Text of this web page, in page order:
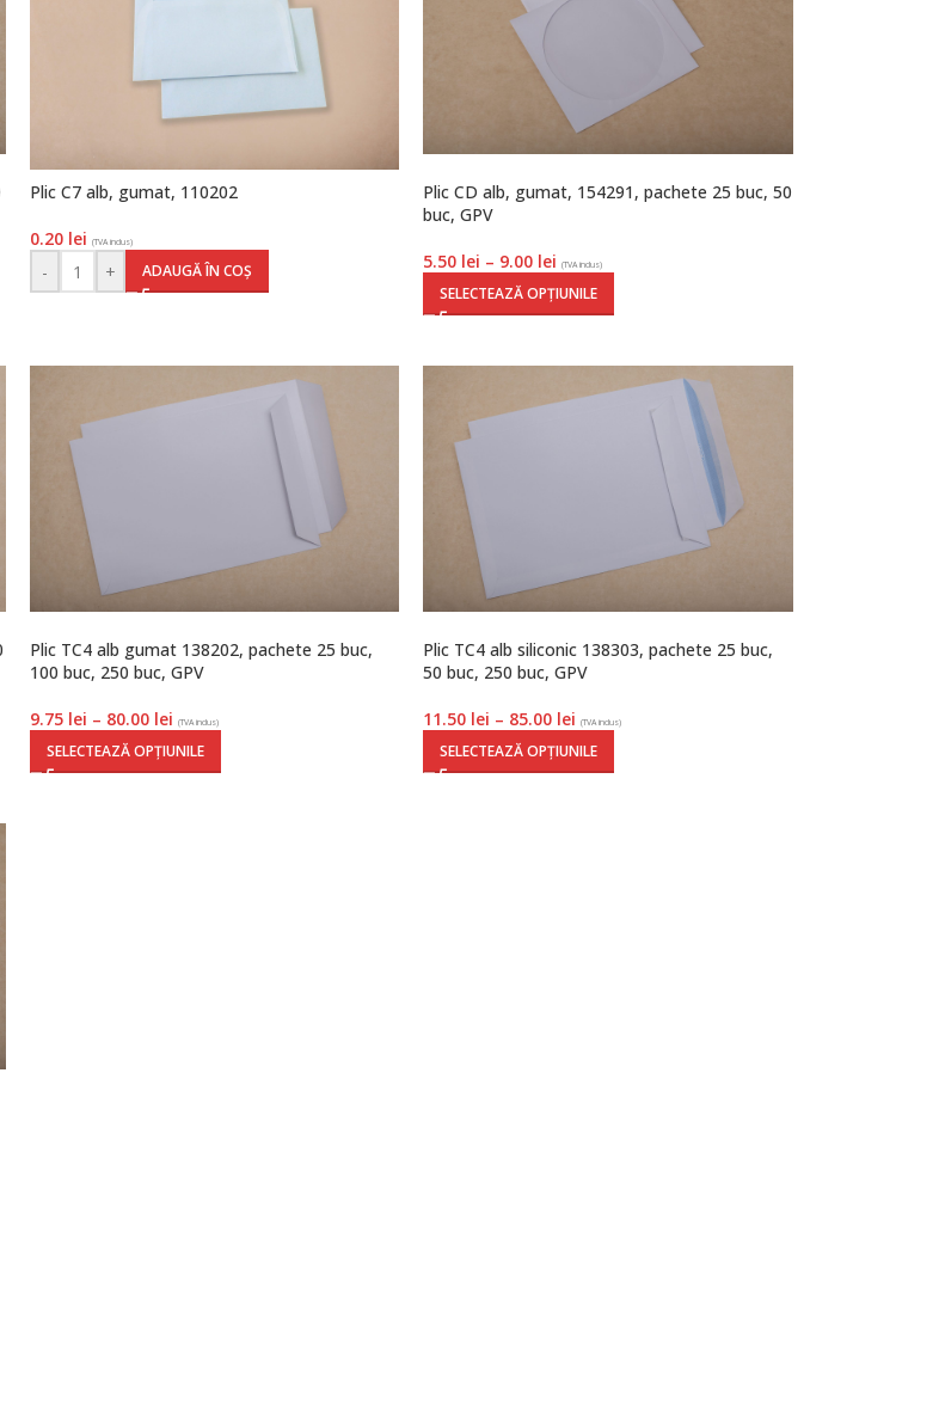
Plic C7 alb, gumat, 110202
0.20 lei (TVA inclus)
- + ADAUGĂ ÎN COȘ
Plic CD alb, gumat, 154291, pachete 25 buc, 50
buc, GPV
5.50 lei – 9.00 lei (TVA inclus)
SELECTEAZĂ OPȚIUNILE
Plic TC4 alb gumat 138202, pachete 25 buc,
100 buc, 250 buc, GPV
9.75 lei – 80.00 lei (TVA inclus)
SELECTEAZĂ OPȚIUNILE
Plic TC4 alb siliconic 138303, pachete 25 buc,
50 buc, 250 buc, GPV
11.50 lei – 85.00 lei (TVA inclus)
SELECTEAZĂ OPȚIUNILE